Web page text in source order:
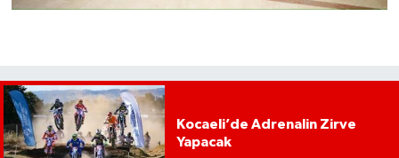
Kocaeli’de Adrenalin Zirve
Yapacak